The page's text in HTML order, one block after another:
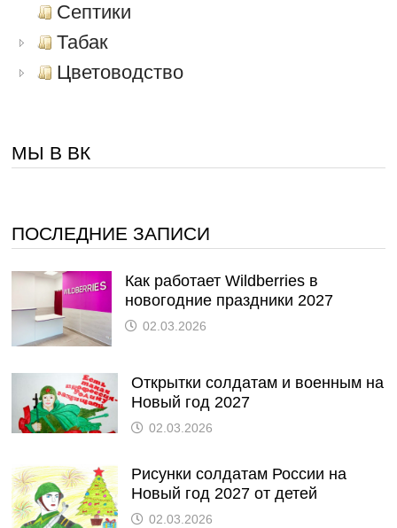
Септики
Табак
Цветоводство
МЫ В ВК
ПОСЛЕДНИЕ ЗАПИСИ
Как работает Wildberries в
новогодние праздники 2027
02.03.2026
Открытки солдатам и военным на
Новый год 2027
02.03.2026
Рисунки солдатам России на
Новый год 2027 от детей
02.03.2026